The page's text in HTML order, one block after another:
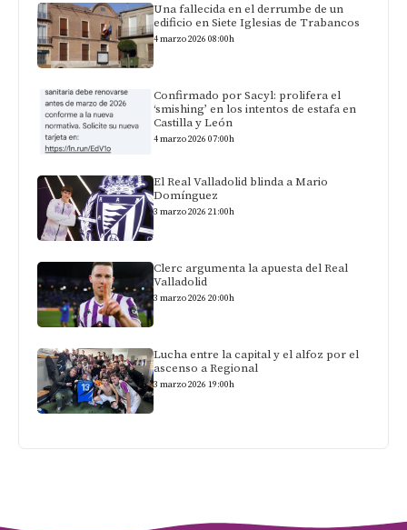
Una fallecida en el derrumbe de un
edificio en Siete Iglesias de Trabancos
4 marzo 2026 08:00h
Confirmado por Sacyl: prolifera el
‘smishing’ en los intentos de estafa en
Castilla y León
4 marzo 2026 07:00h
El Real Valladolid blinda a Mario
Domínguez
3 marzo 2026 21:00h
Clerc argumenta la apuesta del Real
Valladolid
3 marzo 2026 20:00h
Lucha entre la capital y el alfoz por el
ascenso a Regional
3 marzo 2026 19:00h